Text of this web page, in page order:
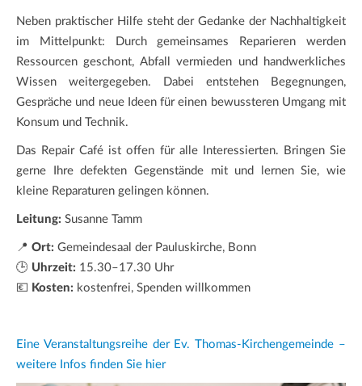
Neben praktischer Hilfe steht der Gedanke der Nachhaltigkeit
im Mittelpunkt: Durch gemeinsames Reparieren werden
Ressourcen geschont, Abfall vermieden und handwerkliches
Wissen weitergegeben. Dabei entstehen Begegnungen,
Gespräche und neue Ideen für einen bewussteren Umgang mit
Konsum und Technik.
Das Repair Café ist offen für alle Interessierten. Bringen Sie
gerne Ihre defekten Gegenstände mit und lernen Sie, wie
kleine Reparaturen gelingen können.
Leitung: Susanne Tamm
📍 Ort: Gemeindesaal der Pauluskirche, Bonn
🕒 Uhrzeit: 15.30–17.30 Uhr
💶 Kosten: kostenfrei, Spenden willkommen
Eine Veranstaltungsreihe der Ev. Thomas-Kirchengemeinde –
weitere Infos finden Sie hier